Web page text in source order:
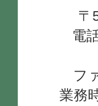
〒
電
フ
業務